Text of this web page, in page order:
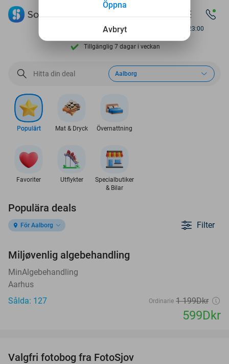
Upptäck 15,000+ deals
Tillgänglig 7 dagar i veckan
10+ millioner medlemar
Upptäck 15,000+ deals
Tillgänglig 7 dagar i veckan
Available until 23:00
Populärt Mat & Dryck Övernattning
Favoriter Utflykter
Specialbutiker
& Bilar
Aalborg
Populära deals
För Aalborg Filter
favorite_border
Miljøvenlig algebehandling
MinAlgebehandling
Aarhus
Sålda: 127
Ordinarie 1 199Dkr
599Dkr
Valgfri fotobog fra FotoSjov
Avbryt
Öppna